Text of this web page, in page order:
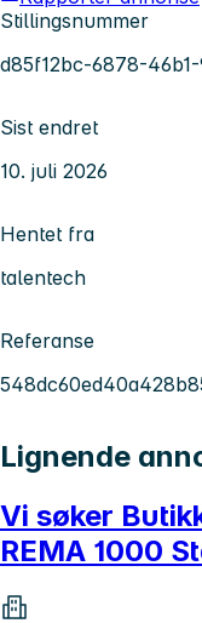
Stillingsnummer
d85f12bc-6878-
Sist endret
10. juli 2026
Hentet fra
talentech
Referanse
Lignende
Vi søker
REMA 1000